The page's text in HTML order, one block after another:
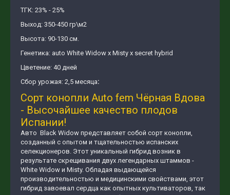
ТГК: 23% - 25%
Выход: 350-450 гр\м2
Высота: 90-130 см.
Генетика: auto White Widow x Misty x secret hybrid
Цветение: 40 дней
Сбор урожая: 2,5 месяца:
Сорт конопли Auto fem Чёрная Вдова
- Высочайшее качество плодов
Испании!
Авто Black Widow представляет собой сорт конопли,
созданный с опытом и тщательностью испанских
селекционеров. Этот уникальный гибрид возник в
результате скрещивания двух легендарных штаммов -
White Widow и Misty. Обладая выдающейся
производительностью и медицинскими свойствами, этот
гибрид завоевал сердца как опытных культиваторов, так